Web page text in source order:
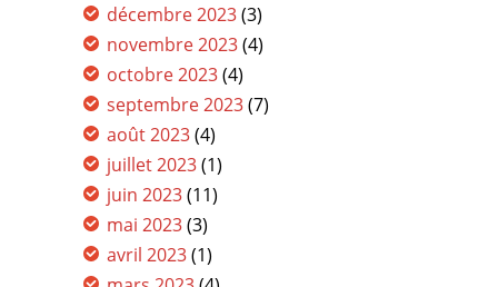
décembre 2023(3)
novembre 2023(4)
octobre 2023(4)
septembre 2023(7)
août 2023(4)
juillet 2023(1)
juin 2023(11)
mai 2023(3)
avril 2023(1)